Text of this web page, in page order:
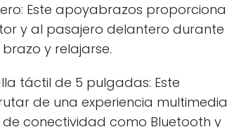
Este apoyabrazos proporciona
y al pasajero delantero durante
y relajarse.
táctil de 5 pulgadas: Este
de una experiencia multimedia
conectividad como Bluetooth y